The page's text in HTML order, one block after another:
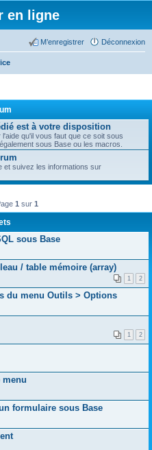
en ligne
Déconnexion
M’enregistrer
est à votre disposition
qu'il vous faut que ce soit sous
sous Base ou les macros.
et suivez les informations sur
1 sur 1
sous Base
/ table mémoire (array)
1 2
du menu Outils > Options
1 2
menu
formulaire sous Base